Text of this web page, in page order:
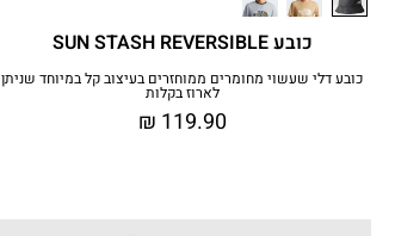
כובע SUN STASH REVERSIBLE
כובע דלי שעשוי מחומרים ממוחזרים בעיצוב קל במיוחד שניתן
לארוז בקלות
₪ 119.90